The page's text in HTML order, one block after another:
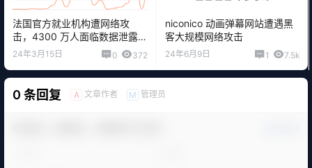
法国官方就业机构遭网络攻
击，4300 万人面临数据泄露风
险
24年3月15日 0 372
niconico 动画弹幕网站遭遇黑
客大规模网络攻击
24年6月9日 1 7.5k
0 条回复 A 文章作者 M 管理员